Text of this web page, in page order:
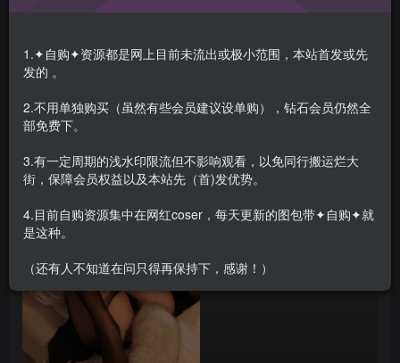
Natsuko夏夏子，别名：你夏夏，来自江苏的性感御姐
Natsuko夏夏子_男友衬衫_6
1.✦自购✦资源都是网上目前未流出或极小范围，本站首发或先
发的 。
2.不用单独购买（虽然有些会员建议设单购），钻石会员仍然全
部免费下。
3.有一定周期的浅水印限流但不影响观看，以免同行搬运烂大
街，保障会员权益以及本站先（首)发优势。
4.目前自购资源集中在网红coser，每天更新的图包带✦自购✦就
是这种。
（还有人不知道在问只得再保持下，感谢！）